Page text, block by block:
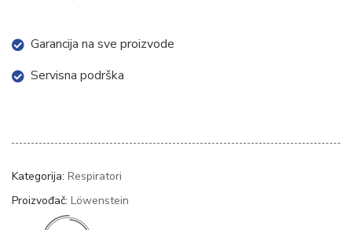
Garancija na sve proizvode
Servisna podrška
Kategorija: Respiratori
Proizvođač: Löwenstein